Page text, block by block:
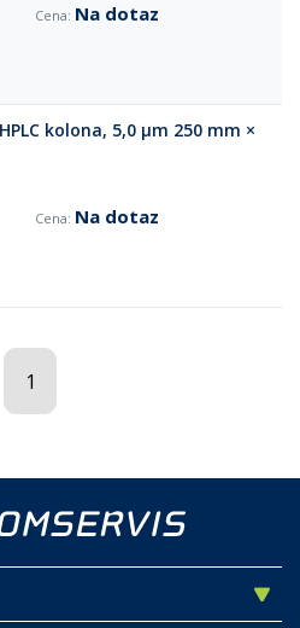
Na dotaz
kolona, 5,0 µm 250 mm ×
Na dotaz
1